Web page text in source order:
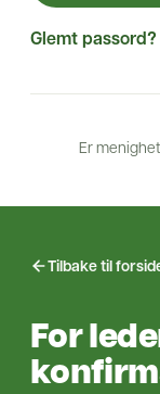
Glemt passord?
Er
Tilbake til
For